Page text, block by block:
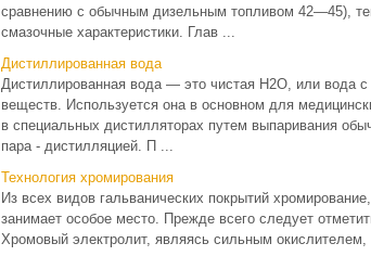
сравнению с обычным дизельным топливом 42—45),
смазочные характеристики. Глав ...
Дистиллированная вода
Дистиллированная вода — это чистая Н2О, или вода
веществ. Используется она в основном для
в специальных дистилляторах путем выпаривания
пара - дистилляцией. П ...
Технология хромирования
Из всех видов гальванических покрытий
занимает особое место. Прежде всего следует
Хромовый электролит, являясь сильным